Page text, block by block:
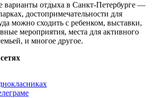
отдыха в Санкт-Петербурге —
достопримечательности для
можно сходить с ребенком, выставки,
мероприятия, места для активного
и многое другое.